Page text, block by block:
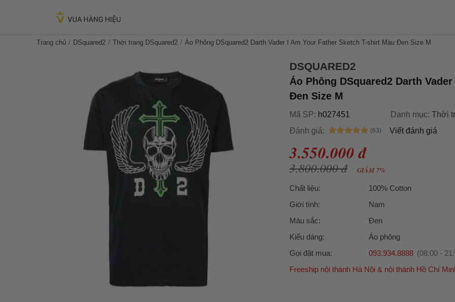
Trang chủ DSquared2 Thời trang DSquared2 Áo Phông DSquared2 Darth Vader I Am Your Father Sketch T-shirt Màu Đen Size M
DSQUARED2
Áo Phông DSquared2 Darth
Đen Size M
Mã SP: h027451 Danh mục: Thời
Đánh giá:
Viết đánh giá
3.550.000 đ
3.800.000 đ GIẢM 7%
Chất liệu:
100% Cotton
Giới tính:
Nam
Màu sắc:
Đen
Kiểu dáng:
Áo phông
Gọi đặt mua:
093.934.8888 (08:00 -
Freeship nội thành Hà Nội & nội thành Hồ Chí